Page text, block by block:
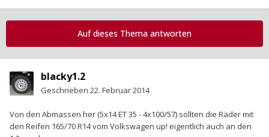
Auf dieses Thema antworten
blacky1.2
Geschrieben 22. Februar 2014
Von den Abmassen her (5x14 ET 35 - 4x100/57) sollten die Räder mit
den Reifen 165/70 R14 vom Volkswagen up! eigentlich auch an den